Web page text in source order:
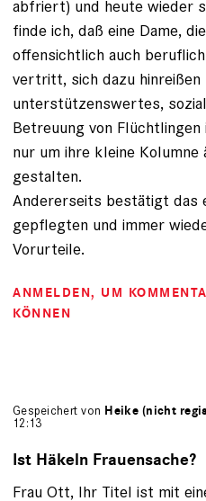
abfriert) und heute wieder
finde ich, daß eine Dame,
offensichtlich auch
vertritt, sich dazu hinreißen
unterstützenswertes,
Betreuung von
nur um ihre kleine
gestalten.
Andererseits bestätigt das
gepflegten und immer
Vorurteile.
ANMELDEN, UM
KÖNNEN
Gespeichert von Heike (nicht
12:13
Ist Häkeln Frauensache?
Frau Ott, Ihr Titel ist mit